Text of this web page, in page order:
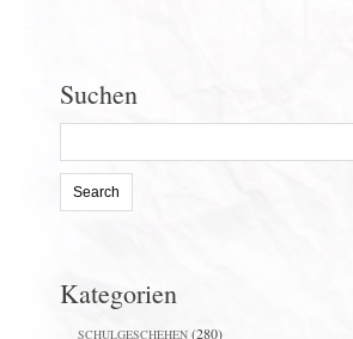
Suchen
Kategorien
SCHULGESCHEHEN(280)